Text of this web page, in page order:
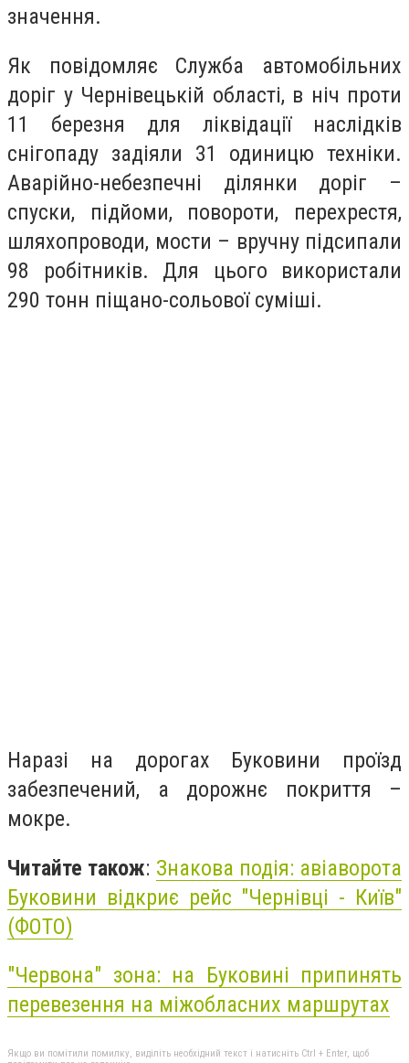
значення.
Як повідомляє Служба автомобільних
доріг у Чернівецькій області, в ніч проти
11 березня для ліквідації наслідків
снігопаду задіяли 31 одиницю техніки.
Аварійно-небезпечні ділянки доріг –
спуски, підйоми, повороти, перехрестя,
шляхопроводи, мости – вручну підсипали
98 робітників. Для цього використали
290 тонн піщано-сольової суміші.
Наразі на дорогах Буковини проїзд
забезпечений, а дорожнє покриття –
мокре.
Читайте також: Знакова подія: авіаворота
Буковини відкриє рейс "Чернівці - Київ"
(ФОТО)
"Червона" зона: на Буковині припинять
перевезення на міжобласних маршрутах
Якщо ви помітили помилку, виділіть необхідний текст і натисніть Ctrl + Enter, щоб